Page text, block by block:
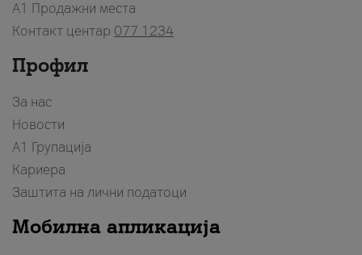
A1 Продажни места
Контакт центар 077 1234
Профил
За нас
Новости
А1 Групација
Кариера
Заштита на лични податоци
Мобилна апликација